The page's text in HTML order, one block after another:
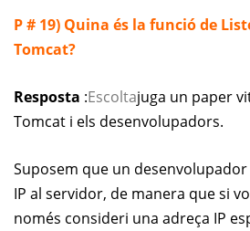
P # 19) Quina és la funció de
Tomcat?
Resposta :Escoltajuga un paper
Tomcat i els desenvolupadors.
Suposem que un
IP al servidor, de manera que si
només consideri una adreça IP